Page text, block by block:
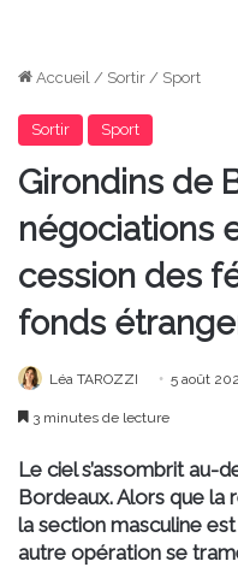
Accueil / Sortir / Sport
Sortir Sport
Girondins de
négociations
cession des
fonds
Léa TAROZZI 5 août
3 minutes de lecture
Le ciel s’assombrit au-
Bordeaux. Alors que la
la section masculine
autre opération se